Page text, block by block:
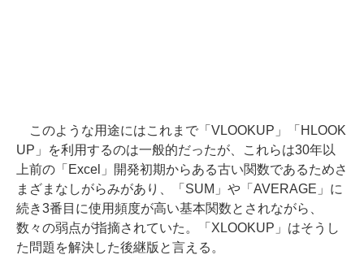
このような用途にはこれまで「VLOOKUP」「HLOOK
UP」を利用するのは一般的だったが、これらは30年以
上前の「Excel」開発初期からある古い関数であるためさ
まざまなしがらみがあり、「SUM」や「AVERAGE」に
続き3番目に使用頻度が高い基本関数とされながら、
数々の弱点が指摘されていた。「XLOOKUP」はそうし
た問題を解決した後継版と言える。